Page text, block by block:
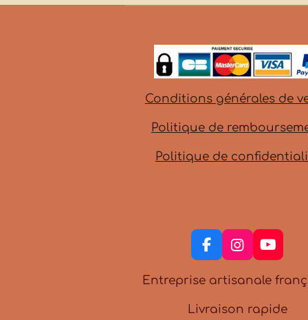
Conditions générales de
Politique de
Politique de
F
a
c
b
I
n
s
a
Y
o
u
u
Entreprise artisanale
Livraison rapide